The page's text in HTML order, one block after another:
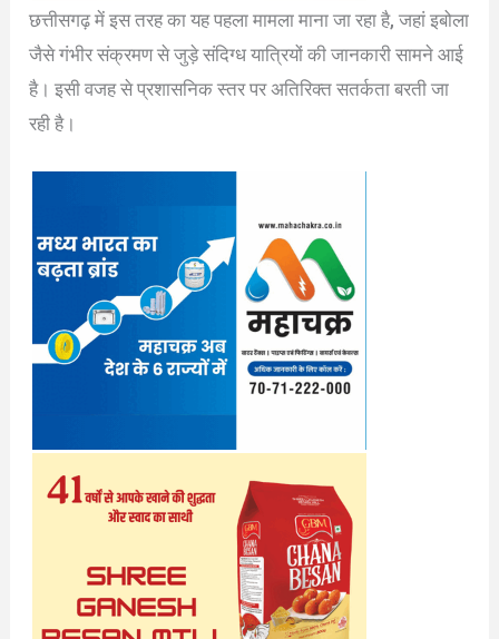
छत्तीसगढ़ में इस तरह का यह पहला मामला माना जा रहा है, जहां इबोला
जैसे गंभीर संक्रमण से जुड़े संदिग्ध यात्रियों की जानकारी सामने आई
है। इसी वजह से प्रशासनिक स्तर पर अतिरिक्त सतर्कता बरती जा
रही है।